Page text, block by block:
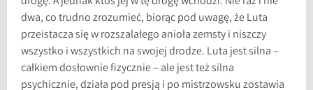
dwa, co trudno zrozumieć, biorąc pod uwagę, że Luta
przeistacza się w rozszalałego anioła zemsty i niszczy
wszystko i wszystkich na swojej drodze. Luta jest silna –
całkiem dosłownie fizycznie – ale jest też silna
psychicznie, działa pod presją i po mistrzowsku zostawia